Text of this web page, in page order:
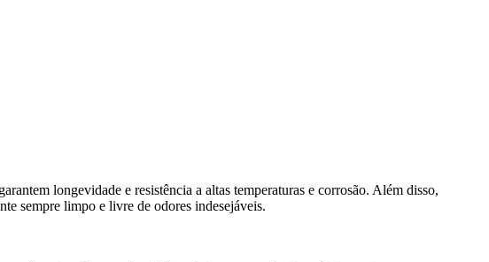
longevidade e resistência a altas temperaturas e corrosão. Além disso,
sempre limpo e livre de odores indesejáveis.